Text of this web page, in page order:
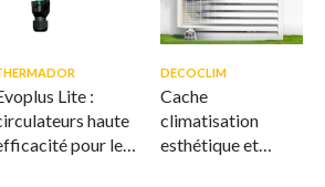
Lite :
haute
pour le
DECOCLIM
Cache
climatisation
esthétique et